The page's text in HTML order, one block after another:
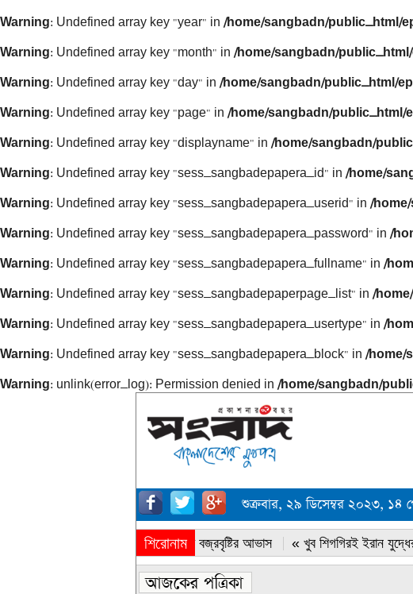
Warning: Undefined array key "year" in /home/sangbadn/public_html/
Warning: Undefined array key "month" in /home/sangbadn/
Warning: Undefined array key "day" in /home/sangbadn/public_html/
Warning: Undefined array key "page" in /home/sangbadn/public_html/
Warning: Undefined array key "displayname" in /home/sangbadn/
Warning: Undefined array key "sess_sangbadepapera_id" in /home/
Warning: Undefined array key "sess_sangbadepapera_userid" in /
Warning: Undefined array key "sess_sangbadepapera_password" in /
Warning: Undefined array key "sess_sangbadepapera_fullname" in /
Warning: Undefined array key "sess_sangbadepaperpage_list" in /
Warning: Undefined array key "sess_sangbadepapera_usertype" in /
Warning: Undefined array key "sess_sangbadepapera_block" in /home/
Warning: unlink(error_log): Permission denied in /home/sangbadn/
শুক্রবার, ২৯ ডিসেম্বর ২০২৩,
শিরোনাম
« সারাদেশে বজ্রবৃষ্টির আভাস « খুব শিগগিরই ইরান